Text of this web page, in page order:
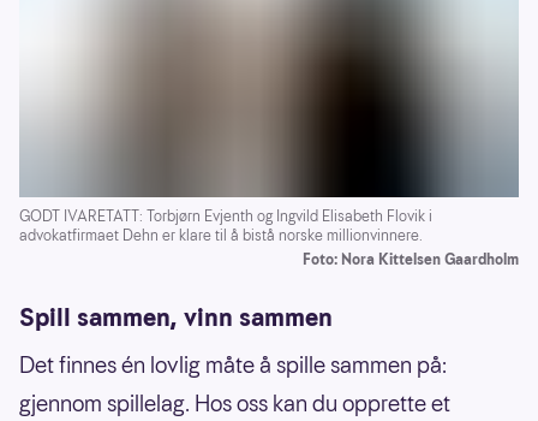
GODT IVARETATT: Torbjørn Evjenth og Ingvild Elisabeth Flovik i
advokatfirmaet Dehn er klare til å bistå norske millionvinnere.
Foto: Nora Kittelsen Gaardholm
Spill sammen, vinn sammen
Det finnes én lovlig måte å spille sammen på:
gjennom spillelag. Hos oss kan du opprette et